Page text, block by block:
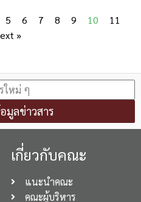
5 6 7 8 9 10
11
»
มูลข่าวสาร
เกี่ยวกับคณะ
แนะนำคณะ
คณะผู้บริหาร